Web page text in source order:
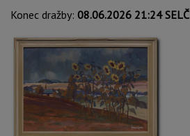
Konec dražby: 08.06.2026 21:24 SELČ